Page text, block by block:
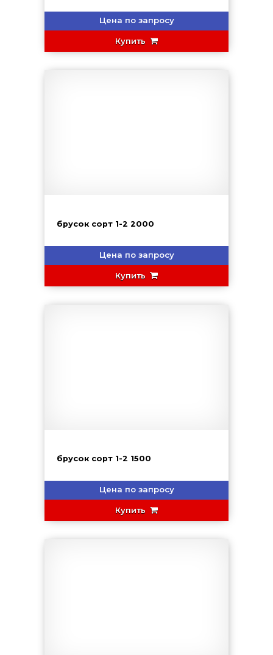
Цена по запросу
Купить
брусок сорт 1-2 2000
Цена по запросу
Купить
брусок сорт 1-2 1500
Цена по запросу
Купить